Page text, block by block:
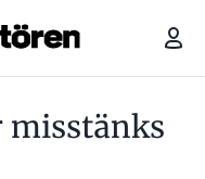
misstänks
BEDRÄGERI